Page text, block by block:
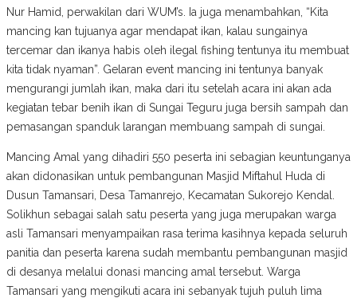
Nur Hamid, perwakilan dari WUM’s. Ia juga menambahkan, “Kita
mancing kan tujuanya agar mendapat ikan, kalau sungainya
tercemar dan ikanya habis oleh ilegal fishing tentunya itu membuat
kita tidak nyaman”. Gelaran event mancing ini tentunya banyak
mengurangi jumlah ikan, maka dari itu setelah acara ini akan ada
kegiatan tebar benih ikan di Sungai Teguru juga bersih sampah dan
pemasangan spanduk larangan membuang sampah di sungai.
Mancing Amal yang dihadiri 550 peserta ini sebagian keuntunganya
akan didonasikan untuk pembangunan Masjid Miftahul Huda di
Dusun Tamansari, Desa Tamanrejo, Kecamatan Sukorejo Kendal.
Solikhun sebagai salah satu peserta yang juga merupakan warga
asli Tamansari menyampaikan rasa terima kasihnya kepada seluruh
panitia dan peserta karena sudah membantu pembangunan masjid
di desanya melalui donasi mancing amal tersebut. Warga
Tamansari yang mengikuti acara ini sebanyak tujuh puluh lima